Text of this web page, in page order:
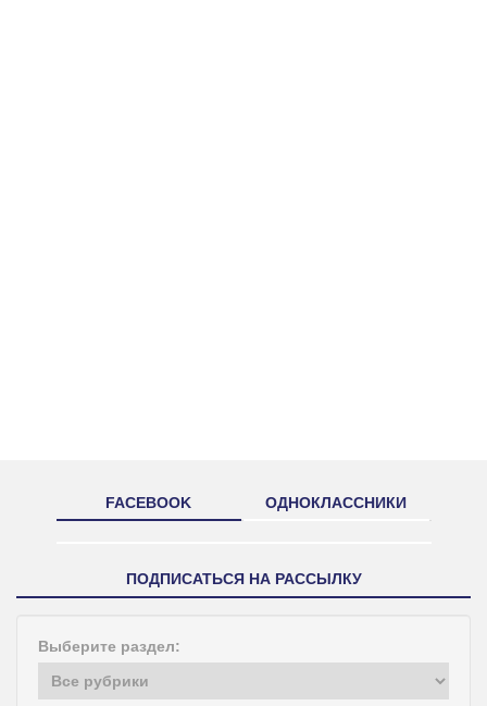
FACEBOOK ОДНОКЛАССНИКИ
ПОДПИСАТЬСЯ НА РАССЫЛКУ
Выберите раздел: